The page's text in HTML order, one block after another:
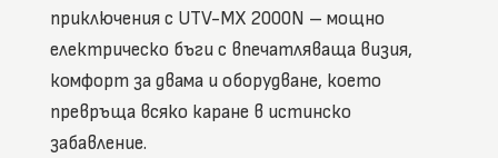
приключения с UTV-MX 2000N – мощно
електрическо бъги с впечатляваща визия,
комфорт за двама и оборудване, което
превръща всяко каране в истинско
забавление.